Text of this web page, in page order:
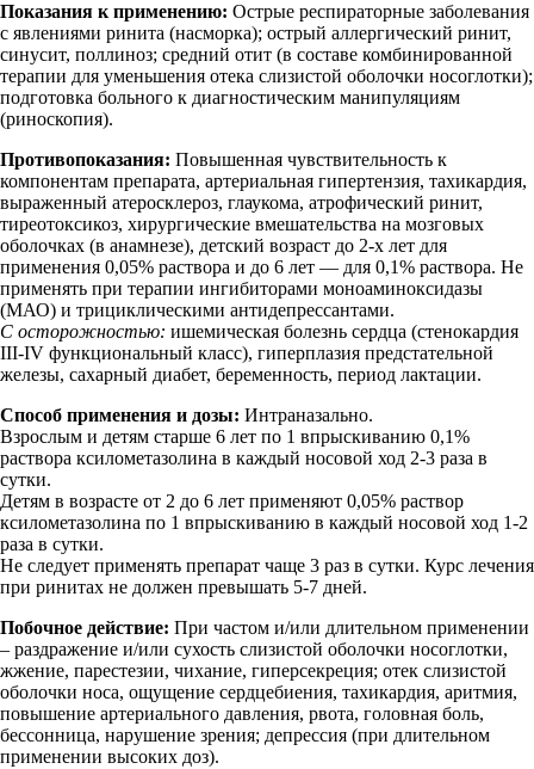
Показания к применению: Острые респираторные заболевания
с явлениями ринита (насморка); острый аллергический ринит,
синусит, поллиноз; средний отит (в составе комбинированной
терапии для уменьшения отека слизистой оболочки носоглотки);
подготовка больного к диагностическим манипуляциям
(риноскопия).
Противопоказания: Повышенная чувствительность к
компонентам препарата, артериальная гипертензия, тахикардия,
выраженный атеросклероз, глаукома, атрофический ринит,
тиреотоксикоз, хирургические вмешательства на мозговых
оболочках (в анамнезе), детский возраст до 2-х лет для
применения 0,05% раствора и до 6 лет — для 0,1% раствора. Не
применять при терапии ингибиторами моноаминоксидазы
(МАО) и трициклическими антидепрессантами.
С осторожностью: ишемическая болезнь сердца (стенокардия
III-IV функциональный класс), гиперплазия предстательной
железы, сахарный диабет, беременность, период лактации.
Способ применения и дозы: Интраназально.
Взрослым и детям старше 6 лет по 1 впрыскиванию 0,1%
раствора ксилометазолина в каждый носовой ход 2-3 раза в
сутки.
Детям в возрасте от 2 до 6 лет применяют 0,05% раствор
ксилометазолина по 1 впрыскиванию в каждый носовой ход 1-2
раза в сутки.
Не следует применять препарат чаще 3 раз в сутки. Курс лечения
при ринитах не должен превышать 5-7 дней.
Побочное действие: При частом и/или длительном применении
– раздражение и/или сухость слизистой оболочки носоглотки,
жжение, парестезии, чихание, гиперсекреция; отек слизистой
оболочки носа, ощущение сердцебиения, тахикардия, аритмия,
повышение артериального давления, рвота, головная боль,
бессонница, нарушение зрения; депрессия (при длительном
применении высоких доз).